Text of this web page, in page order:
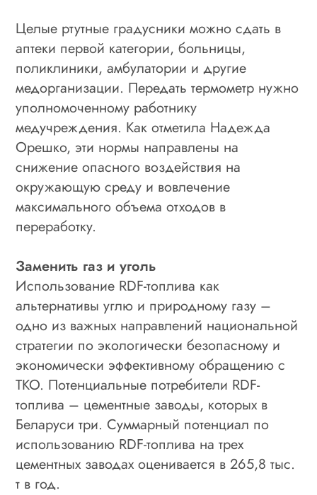
Целые ртутные градусники можно сдать в
аптеки первой категории, больницы,
поликлиники, амбулатории и другие
медорганизации. Передать термометр нужно
уполномоченному работнику
медучреждения. Как отметила Надежда
Орешко, эти нормы направлены на
снижение опасного воздействия на
окружающую среду и вовлечение
максимального объема отходов в
переработку.
Заменить газ и уголь
Использование RDF-топлива как
альтернативы углю и природному газу –
одно из важных направлений национальной
стратегии по экологически безопасному и
экономически эффективному обращению с
ТКО. Потенциальные потребители RDF-
топлива – цементные заводы, которых в
Беларуси три. Суммарный потенциал по
использованию RDF-топлива на трех
цементных заводах оценивается в 265,8 тыс.
т в год.